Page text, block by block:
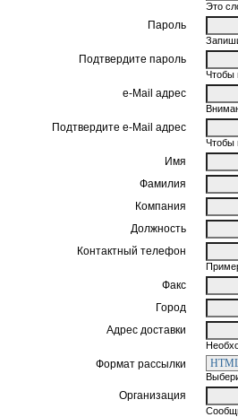
Это
Пароль
Подтвердите пароль
Чтобы
e-Mail адрес
Подтвердите e-Mail адрес
Чтобы
Имя
Фамилия
Компания
Должность
Контактный телефон
Факс
Город
Адрес доставки
Формат рассылки
Организация